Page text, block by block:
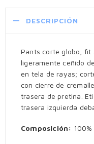
DESCRIPCIÓN
Pants corte globo, fit
ligeramente ceñido
en tela de rayas;
con cierre de
trasera de pretina.
trasera izquierda
Composición: